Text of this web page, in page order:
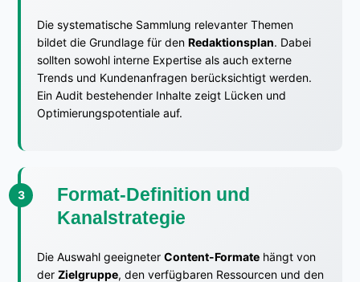
Die systematische Sammlung relevanter Themen
bildet die Grundlage für denRedaktionsplan. Dabei
sollten sowohl interne Expertise als auch externe
Trends und Kundenanfragen berücksichtigt werden.
Ein Audit bestehender Inhalte zeigt Lücken und
Optimierungspotentiale auf.
Format-Definition und
Kanalstrategie
Die Auswahl geeigneterContent-Formate hängt von
derZielgruppe, den verfügbaren Ressourcen und den